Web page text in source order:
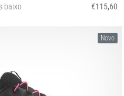
baixo €115,60
Novo